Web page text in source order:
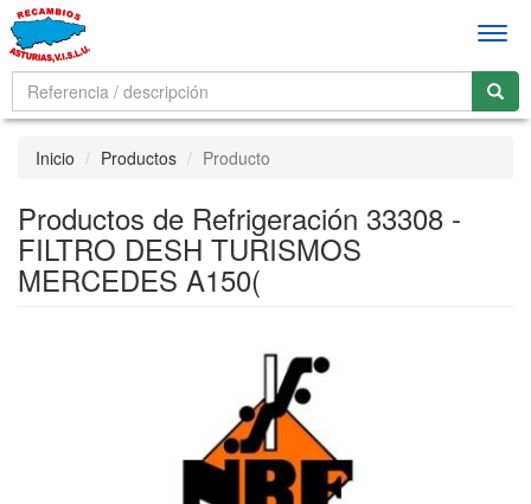
Inicio Productos Producto
Productos de Refrigeración 33308 -
FILTRO DESH TURISMOS
MERCEDES A150(